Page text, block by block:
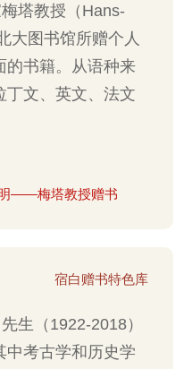
塔教授（Hans-
大图书馆所赠个人
的书籍。从语种来
丁文、英文、法文
——梅塔教授赠书
宿白赠书特色库
生（1922-2018）
中考古学和历史学